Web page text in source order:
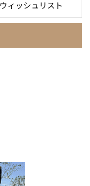
ウィッシュリスト